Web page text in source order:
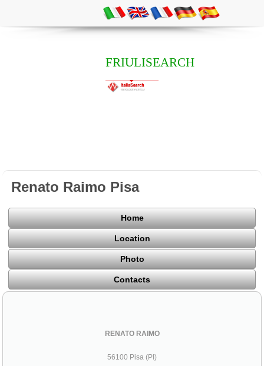
FRIULISEARCH
Renato Raimo Pisa
Home
Location
Photo
Contacts
RENATO RAIMO
56100 Pisa (PI)